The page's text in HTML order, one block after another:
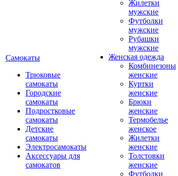
Самокаты
Трюковые
самокаты
Городские
самокаты
Подростковые
самокаты
Детские
самокаты
Электросамокаты
Аксессуары для
самокатов
Жилетки
мужские
Футболки
мужские
Рубашки
мужские
Женская одежда
Комбинезоны
женские
Куртки
женские
Брюки
женские
Термобелье
женское
Жилетки
женские
Толстовки
женские
Футболки